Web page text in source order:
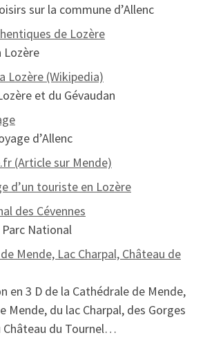
sur la commune d’Allenc
de Lozère
Lozère
Lozère (Wikipedia)
et du Gévaudan
d’Allenc
(Article sur Mende)
d’un touriste en Lozère
des Cévennes
National
Mende, Lac Charpal, Château de
en 3 D de la Cathédrale de Mende,
Mende, du lac Charpal, des Gorges
Château du Tournel…